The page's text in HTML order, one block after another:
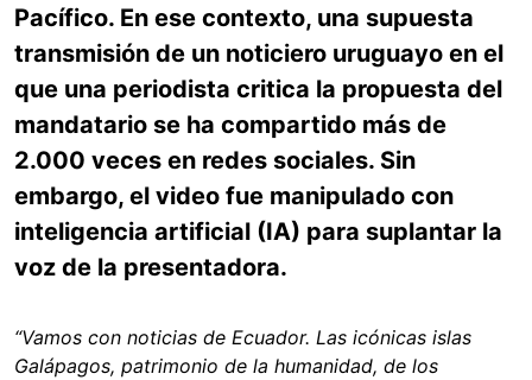
Pacífico. En ese contexto, una supuesta
transmisión de un noticiero uruguayo en el
que una periodista critica la propuesta del
mandatario se ha compartido más de
2.000 veces en redes sociales. Sin
embargo, el video fue manipulado con
inteligencia artificial (IA) para suplantar la
voz de la presentadora.
“Vamos con noticias de Ecuador. Las icónicas islas
Galápagos, patrimonio de la humanidad, de los